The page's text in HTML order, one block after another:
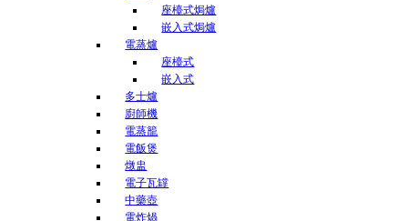
座檯式焗爐
嵌入式焗爐
電蒸爐
座檯式
嵌入式
多士爐
廚師機
電蒸籠
電飯煲
燉盅
電子瓦罉
中藥壺
電炸煱